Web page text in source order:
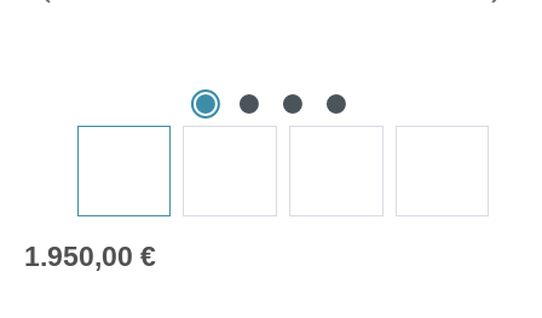
Regulärer Preis:
1.950,00 €